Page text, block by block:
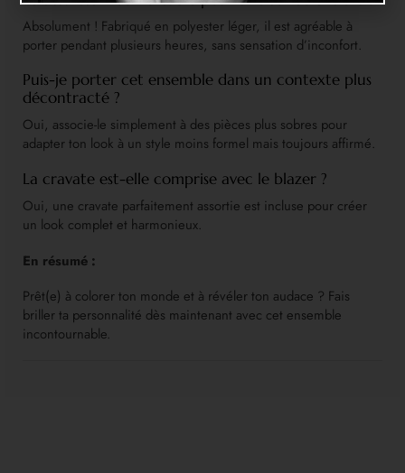
Absolument ! Fabriqué en polyester léger, il est agréable à
porter pendant plusieurs heures, sans sensation d’inconfort.
Puis-je porter cet ensemble dans un contexte plus
décontracté ?
Oui, associe-le simplement à des pièces plus sobres pour
adapter ton look à un style moins formel mais toujours affirmé.
La cravate est-elle comprise avec le blazer ?
Oui, une cravate parfaitement assortie est incluse pour créer
un look complet et harmonieux.
En résumé :
Prêt(e) à colorer ton monde et à révéler ton audace ? Fais
briller ta personnalité dès maintenant avec cet ensemble
incontournable.